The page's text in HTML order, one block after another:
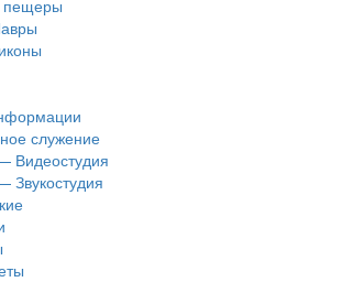
пещеры
служение